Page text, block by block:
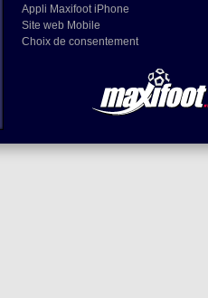
Appli Maxifoot iPhone
Site web Mobile
Choix de consentement